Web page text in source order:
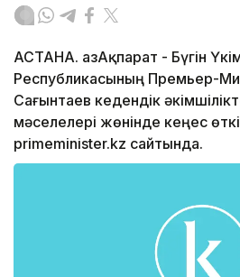
АСТАНА. ҚазАқпарат - Бүгін
Республикасының Премьер-
Сағынтаев кедендік
мәселелері жөнінде кеңес
primeminister.kz сайтында.